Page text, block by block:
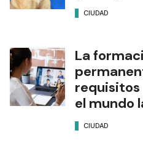
CIUDAD
La
requisitos
el mundo
CIUDAD